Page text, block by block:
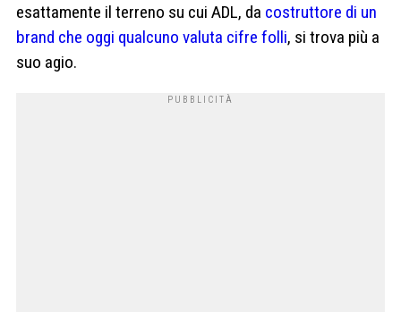
esattamente il terreno su cui ADL, da costruttore di un
brand che oggi qualcuno valuta cifre folli, si trova più a
suo agio.